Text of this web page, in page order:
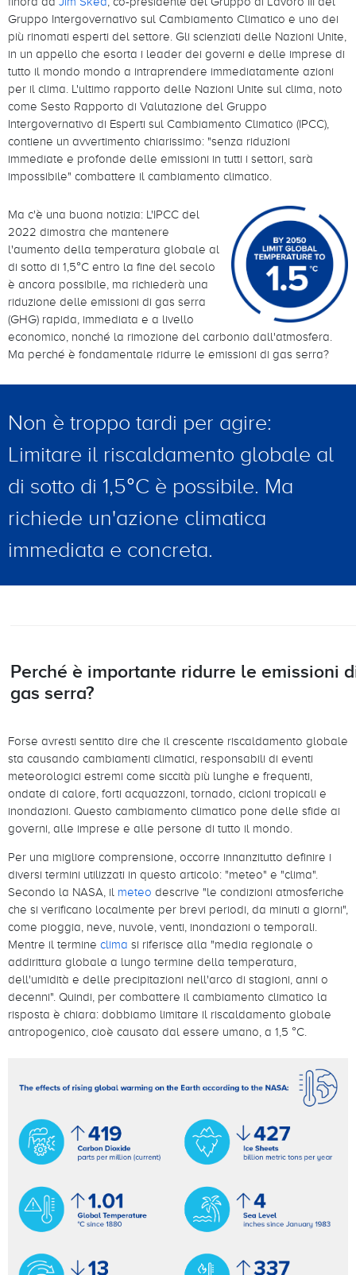
Gruppo Intergovernativo sul Cambiamento Climatico e uno dei
più rinomati esperti del settore. Gli scienziati delle Nazioni Unite,
in un appello che esorta i leader dei governi e delle imprese di
tutto il mondo mondo a intraprendere immediatamente azioni
per il clima. L'ultimo rapporto delle Nazioni Unite sul clima, noto
come Sesto Rapporto di Valutazione del Gruppo
Intergovernativo di Esperti sul Cambiamento Climatico (IPCC),
contiene un avvertimento chiarissimo: "senza riduzioni
immediate e profonde delle emissioni in tutti i settori, sarà
impossibile" combattere il cambiamento climatico.
Ma c'è una buona notizia: L'IPCC del
2022 dimostra che mantenere
l'aumento della temperatura globale al
di sotto di 1,5°C entro la fine del secolo
è ancora possibile, ma richiederà una
riduzione delle emissioni di gas serra
(GHG) rapida, immediata e a livello
economico, nonché la rimozione del carbonio dall'atmosfera.
Ma perché è fondamentale ridurre le emissioni di gas serra?
Non è troppo tardi per agire:
Limitare il riscaldamento globale al
di sotto di 1,5°C è possibile. Ma
richiede un'azione climatica
immediata e concreta.
Perché è importante ridurre le emissioni
gas serra?
Forse avresti sentito dire che il crescente riscaldamento globale
sta causando cambiamenti climatici, responsabili di eventi
meteorologici estremi come siccità più lunghe e frequenti,
ondate di calore, forti acquazzoni, tornado, cicloni tropicali e
inondazioni. Questo cambiamento climatico pone delle sfide ai
governi, alle imprese e alle persone di tutto il mondo.
Per una migliore comprensione, occorre innanzitutto definire i
diversi termini utilizzati in questo articolo: "meteo" e "clima".
Secondo la NASA, il meteo descrive "le condizioni atmosferiche
che si verificano localmente per brevi periodi, da minuti a giorni",
come pioggia, neve, nuvole, venti, inondazioni o temporali.
Mentre il termine clima si riferisce alla "media regionale o
addirittura globale a lungo termine della temperatura,
dell'umidità e delle precipitazioni nell'arco di stagioni, anni o
decenni". Quindi, per combattere il cambiamento climatico la
risposta è chiara: dobbiamo limitare il riscaldamento globale
antropogenico, cioè causato dal essere umano, a 1,5 °C.